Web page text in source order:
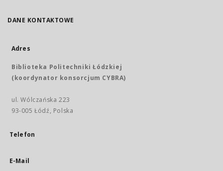
DANE KONTAKTOWE
Adres
Biblioteka Politechniki Łódzkiej
(koordynator konsorcjum CYBRA)
ul. Wólczańska 223
93-005 Łódź, Polska
Telefon
E-Mail